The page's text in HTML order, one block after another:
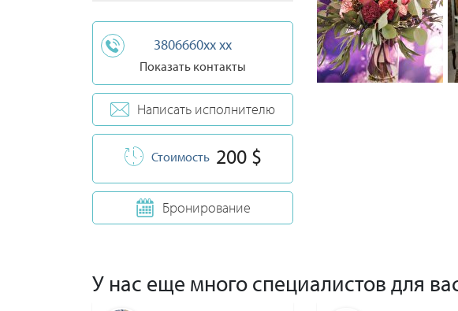
3806660xx xx
Показать контакты
Написать исполнителю
Стоимость 200 $
Бронирование
У нас еще много специалистов для